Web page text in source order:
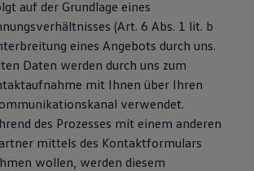
R
und Unfallhilfe
Kundenbetreuung
auf der Grundlage eines
(Art. 6 Abs. 1 lit. b
eines Angebots durch uns.
Daten werden durch uns zum
mit Ihnen über Ihren
verwendet.
des Prozesses mit einem anderen
mittels des Kontaktformulars
wollen, werden diesem